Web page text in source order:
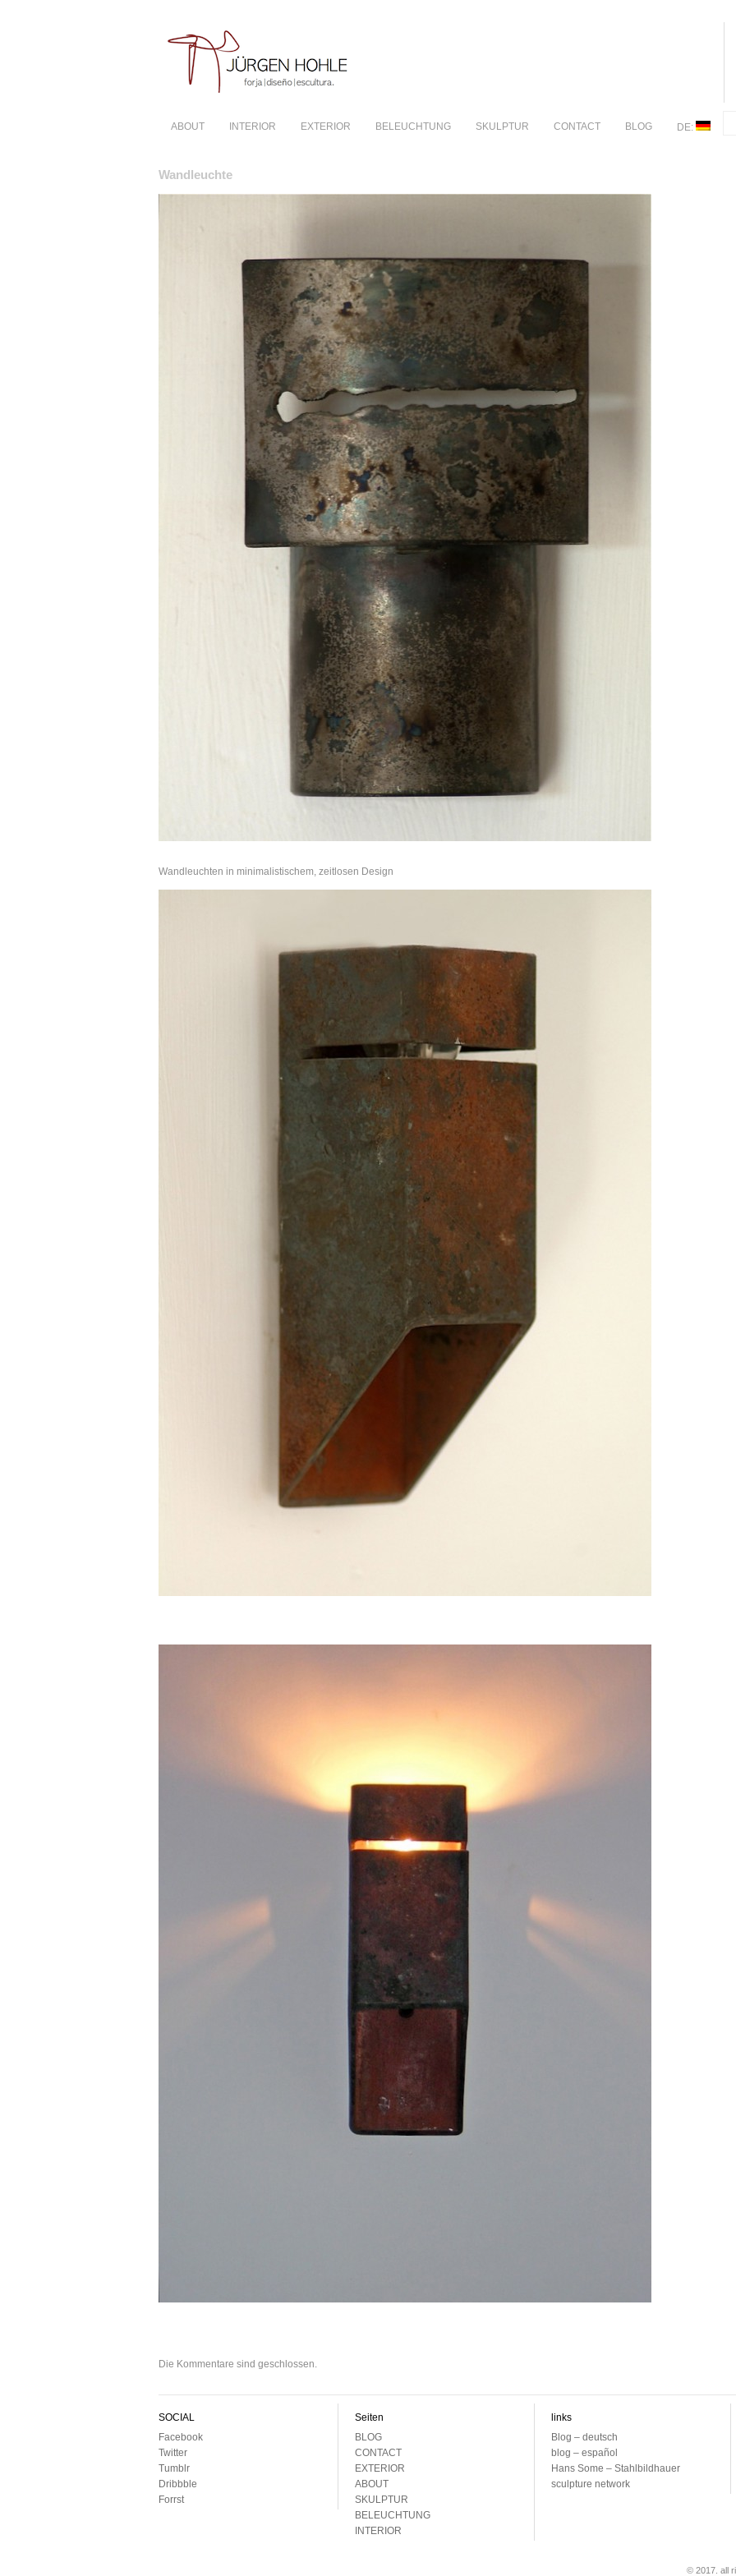
ABOUT INTERIOR EXTERIOR BELEUCHTUNG SKULPTUR CONTACT BLOG DE:
Wandleuchte
Wandleuchten in minimalistischem, zeitlosen Design
Die Kommentare sind geschlossen.
SOCIAL
Facebook
Twitter
Tumblr
Dribbble
Forrst
Seiten
BLOG
CONTACT
EXTERIOR
ABOUT
SKULPTUR
BELEUCHTUNG
INTERIOR
links
Blog – deutsch
blog – español
Hans Some – Stahlbildhauer
sculpture network
© 2017. all